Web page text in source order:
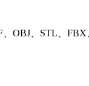
OBJ、STL、